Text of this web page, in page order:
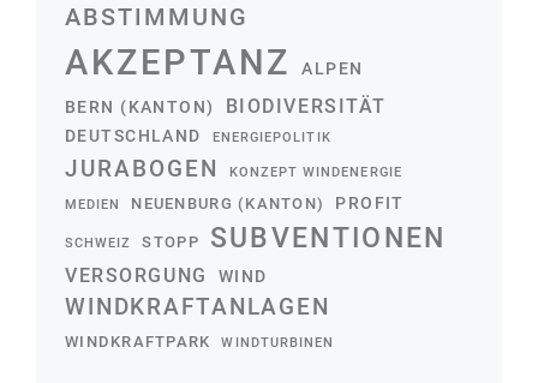
ABSTIMMUNG
AKZEPTANZ
ALPEN
BERN (KANTON)
BIODIVERSITÄT
DEUTSCHLAND ENERGIEPOLITIK
JURABOGEN KONZEPT WINDENERGIE
MEDIEN NEUENBURG (KANTON) PROFIT
SCHWEIZ STOPP SUBVENTIONEN
VERSORGUNG WIND
WINDKRAFTANLAGEN
WINDKRAFTPARK WINDTURBINEN